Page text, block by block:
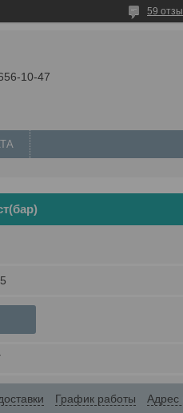
59
10-47
График работы Адрес